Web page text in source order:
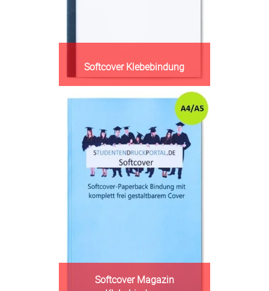
Softcover Klebebindung
Softcover Magazin